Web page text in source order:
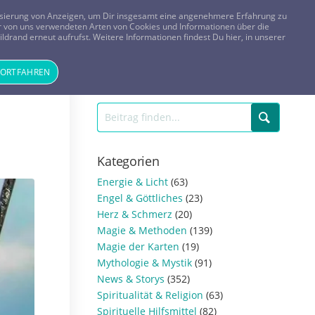
FRAGEN? KOSTENLOS ANRUFEN: 0800-8478266
Magazin ANMELDEN REGISTRIEREN
Kategorien
Energie & Licht (63)
Engel & Göttliches (23)
Herz & Schmerz (20)
Magie & Methoden (139)
Magie der Karten (19)
Mythologie & Mystik (91)
News & Storys (352)
Spiritualität & Religion (63)
Spirituelle Hilfsmittel (82)
von Anzeigen, um Dir insgesamt eine angenehmere Erfahrung zu
uns verwendeten Arten von Cookies und Informationen über die
erneut aufrufst. Weitere Informationen findest Du hier, in unserer